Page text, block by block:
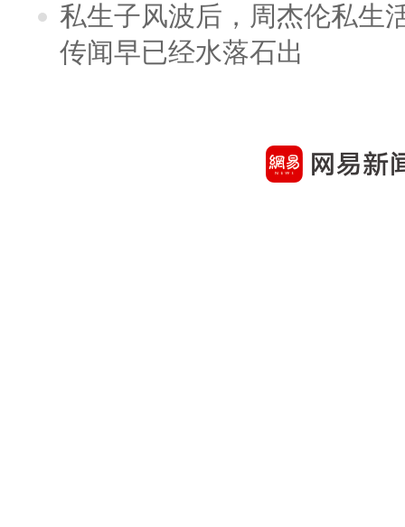
私生子风波后，周杰伦私生
传闻早已经水落石出